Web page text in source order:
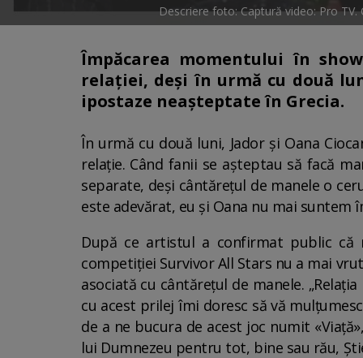
Descriere foto: Captură video: Pro
Împăcarea momentului în
relației, deși în urmă cu două
ipostaze neașteptate în Grecia.
În urmă cu două luni, Jador și Oana
relație. Când fanii se așteptau să facă
separate, deși cântărețul de manele o
este adevărat, eu și Oana nu mai suntem
După ce artistul a confirmat public că
competiției Survivor All Stars nu a mai
asociată cu cântărețul de manele.
cu acest prilej îmi doresc să vă
de a ne bucura de acest joc numit
lui Dumnezeu pentru tot, bine sau rău,